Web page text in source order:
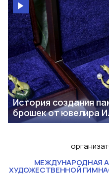
История создания
брошек от ювелира
МЕЖДУНАРОДНАЯ
ХУДОЖЕСТВЕННОЙ